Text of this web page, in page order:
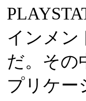
インメン
だ。その
プリケー